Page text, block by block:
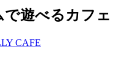
遊べるカフェ